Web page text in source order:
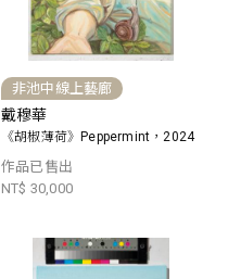
非池中線上藝廊
戴穆華
《胡椒薄荷》Peppermint，2024
作品已售出
NT$ 30,000